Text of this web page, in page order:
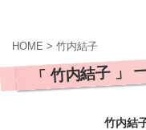
HOME > 竹内結子
「 竹内結子 」
竹内結